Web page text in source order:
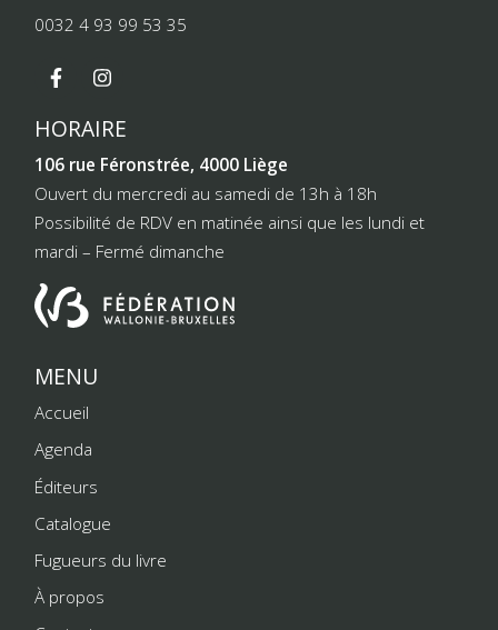
0032 4 93 99 53 35
HORAIRE
106 rue Féronstrée, 4000 Liège
Ouvert du mercredi au samedi de 13h à 18h
Possibilité de RDV en matinée ainsi que les lundi et
mardi – Fermé dimanche
MENU
Accueil
Agenda
Éditeurs
Catalogue
Fugueurs du livre
À propos